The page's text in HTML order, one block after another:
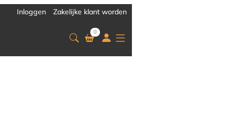
Inloggen Zakelijke klant worden
0